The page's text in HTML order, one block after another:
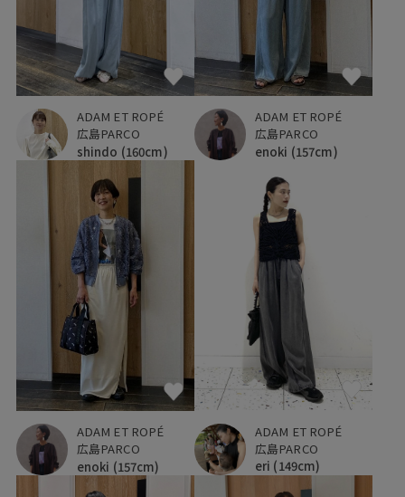
ADAM ET ROPÉ
広島PARCO
shindo (160cm)
ADAM ET ROPÉ
広島PARCO
enoki (157cm)
ADAM ET ROPÉ
広島PARCO
enoki (157cm)
ADAM ET ROPÉ
広島PARCO
eri (149cm)